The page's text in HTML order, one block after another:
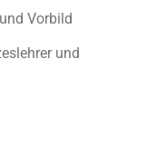
Vorbild
und